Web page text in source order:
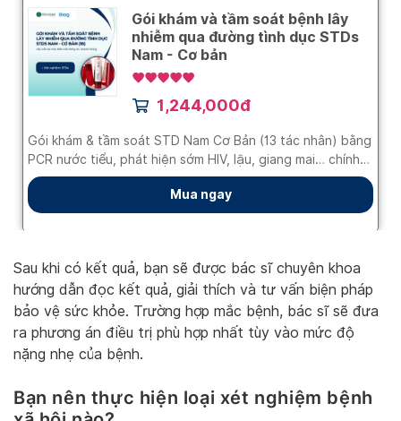
Sau khi có kết quả, bạn sẽ được bác sĩ chuyên khoa
hướng dẫn đọc kết quả, giải thích và tư vấn biện pháp
bảo vệ sức khỏe. Trường hợp mắc bệnh, bác sĩ sẽ đưa
ra phương án điều trị phù hợp nhất tùy vào mức độ
nặng nhẹ của bệnh.
Bạn nên thực hiện loại xét nghiệm bệnh